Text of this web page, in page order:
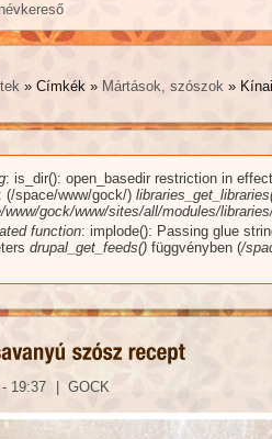
» Címkék » Mártások, szószok »
: is_dir(): open_basedir restriction in
(/space/www/gock/)
www/gock/www/sites/all/modules/
function: implode(): Passing glue
drupal_get_feeds() függvényben (/
19:37 GOCK